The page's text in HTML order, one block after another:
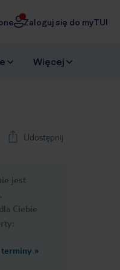
Zaloguj się do myTUI
Więcej
Udostępnij
jest
Ciebie
terminy »
Wyjątkowy